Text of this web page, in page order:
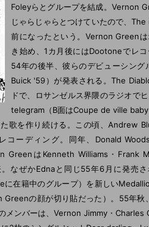
Foleyらとグループを結成。Vernon
じゃらじゃらとつけていたので、
前になったという。Vernon Green
き始め、1カ月後にはDootoneでレコ
54年の後半、彼らのデビューシン
Buick '59）が発表される。The
ドで、ロサンゼルス界隈のラジオで
telegram（B面はCoupe de ville
歌を作り続ける。この頃、Andrew
コーディング。同年、Donald
GreenはKenneth Williams・Frank
なぜかEdnaと同じ55年6月に発売
在籍中のグループ）を新しい
Greenの顔が切り貼だった）。55年
メンバーは、Vernon Jimmy・